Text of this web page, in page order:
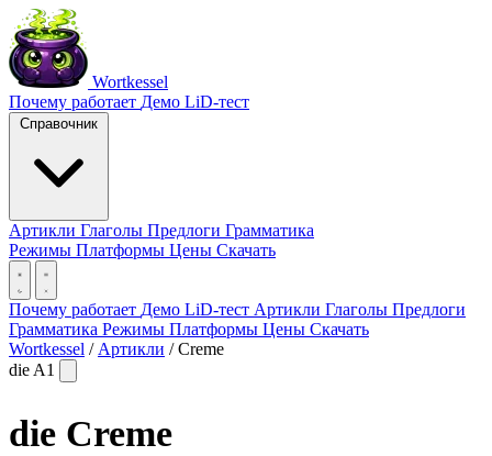
Wortkessel
Почему работает Демо LiD-тест
Справочник
Артикли Глаголы Предлоги Грамматика
Режимы Платформы Цены Скачать
Почему работает Демо LiD-тест Артикли Глаголы Предлоги
Грамматика Режимы Платформы Цены Скачать
Wortkessel / Артикли / Creme
die A1
die Creme